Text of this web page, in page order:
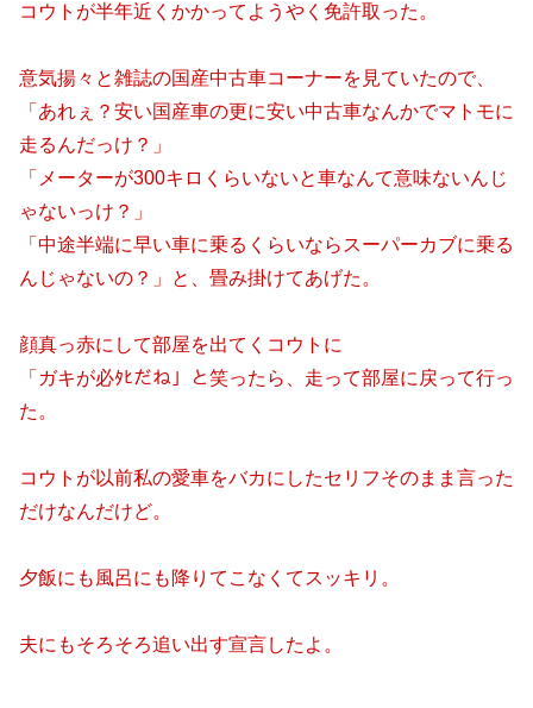
コウトが半年近くかかってようやく免許取った。
意気揚々と雑誌の国産中古車コーナーを見ていたので、
「あれぇ？安い国産車の更に安い中古車なんかでマトモに
走るんだっけ？」
「メーターが300キロくらいないと車なんて意味ないんじ
ゃないっけ？」
「中途半端に早い車に乗るくらいならスーパーカブに乗る
んじゃないの？」と、畳み掛けてあげた。
顔真っ赤にして部屋を出てくコウトに
「ガキが必ﾀﾋだね」と笑ったら、走って部屋に戻って行っ
た。
コウトが以前私の愛車をバカにしたセリフそのまま言った
だけなんだけど。
夕飯にも風呂にも降りてこなくてスッキリ。
夫にもそろそろ追い出す宣言したよ。